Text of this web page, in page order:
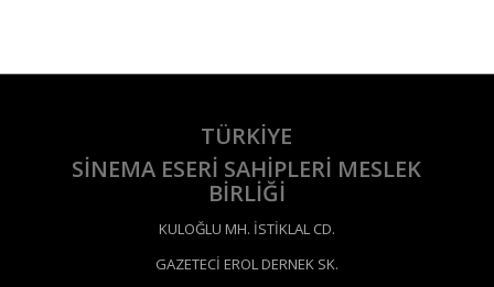
TÜRKİYE
SİNEMA ESERİ SAHİPLERİ MESLEK
BİRLİĞİ
KULOĞLU MH. İSTİKLAL CD.
GAZETECİ EROL DERNEK SK.